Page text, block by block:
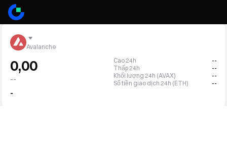
Avalanche
0,00
--
-
Cao 24h
--
Thấp 24h
--
Khối lượng 24h (AVAX)
--
Số tiền giao dịch 24h (ETH)
--